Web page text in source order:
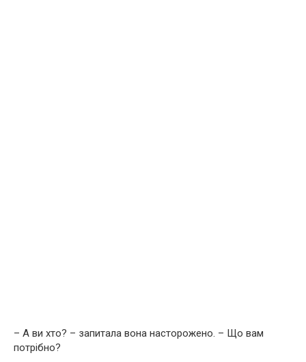
– А ви хто? – запитала вона насторожено. – Що вам
потрібно?